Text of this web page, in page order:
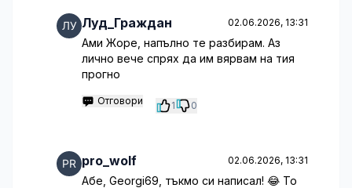
Луд_Граждан 02.06.2026, 13:31
Ами Жоре, напълно те разбирам. Аз
лично вече спрях да им вярвам на тия
прогно
Отговори 1 0
pro_wolf 02.06.2026, 13:31
Абе, Georgi69, тъкмо си написал! 😂 То